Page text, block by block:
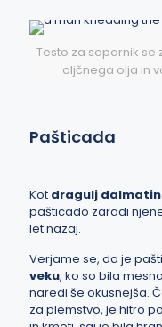
Testo za soparnik se
oljčnega olja in
Pašticada
Kot dragulj
pašticado zaradi
let nazaj.
Verjame se, da je
veku, ko so bila
naredi še okusnejša.
za plemstvo, je hitro